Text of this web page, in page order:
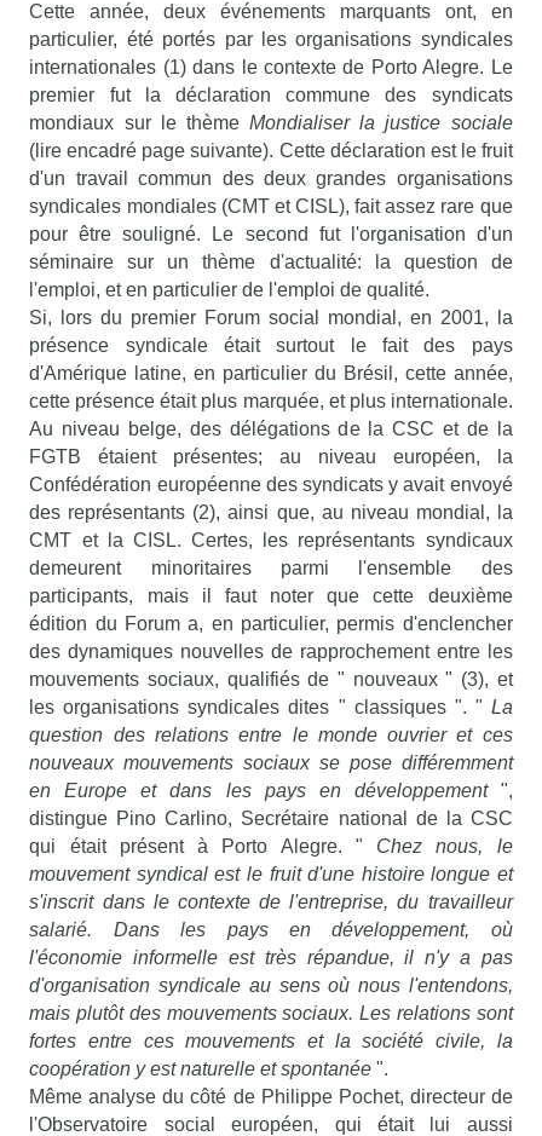
Cette année, deux événements marquants ont, en
particulier, été portés par les organisations syndicales
internationales (1) dans le contexte de Porto Alegre. Le
premier fut la déclaration commune des syndicats
mondiaux sur le thèmeMondialiser la justice sociale
(lire encadré page suivante). Cette déclaration est le fruit
d'un travail commun des deux grandes organisations
syndicales mondiales (CMT et CISL), fait assez rare que
pour être souligné. Le second fut l'organisation d'un
séminaire sur un thème d'actualité: la question de
l'emploi, et en particulier de l'emploi de qualité.
Si, lors du premier Forum social mondial, en 2001, la
présence syndicale était surtout le fait des pays
d'Amérique latine, en particulier du Brésil, cette année,
cette présence était plus marquée, et plus internationale.
Au niveau belge, des délégations de la CSC et de la
FGTB étaient présentes; au niveau européen, la
Confédération européenne des syndicats y avait envoyé
des représentants (2), ainsi que, au niveau mondial, la
CMT et la CISL. Certes, les représentants syndicaux
demeurent minoritaires parmi l'ensemble des
participants, mais il faut noter que cette deuxième
édition du Forum a, en particulier, permis d'enclencher
des dynamiques nouvelles de rapprochement entre les
mouvements sociaux, qualifiés de " nouveaux " (3), et
les organisations syndicales dites " classiques ". " La
question des relations entre le monde ouvrier et ces
nouveaux mouvements sociaux se pose différemment
en Europe et dans les pays en développement",
distingue Pino Carlino, Secrétaire national de la CSC
qui était présent à Porto Alegre. " Chez nous, le
mouvement syndical est le fruit d'une histoire longue et
s'inscrit dans le contexte de l'entreprise, du travailleur
salarié. Dans les pays en développement, où
l'économie informelle est très répandue, il n'y a pas
d'organisation syndicale au sens où nous l'entendons,
mais plutôt des mouvements sociaux. Les relations sont
fortes entre ces mouvements et la société civile, la
coopération y est naturelle et spontanée ".
Même analyse du côté de Philippe Pochet, directeur de
l'Observatoire social européen, qui était lui aussi